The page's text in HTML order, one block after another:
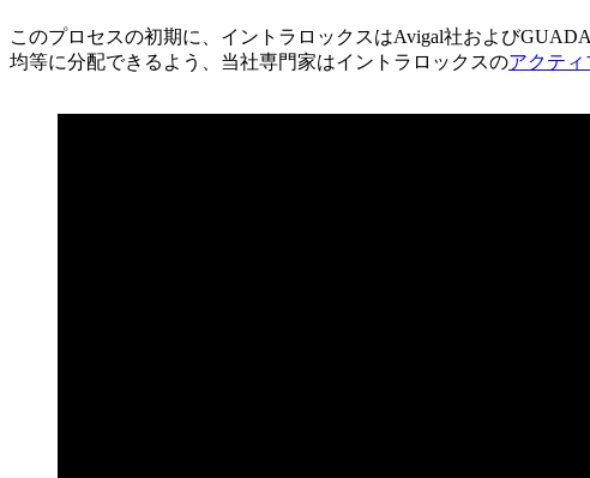
このプロセスの初期に、イントラロックスはAvigal社および
均等に分配できるよう、当社専門家はイントラロックスのアクテ